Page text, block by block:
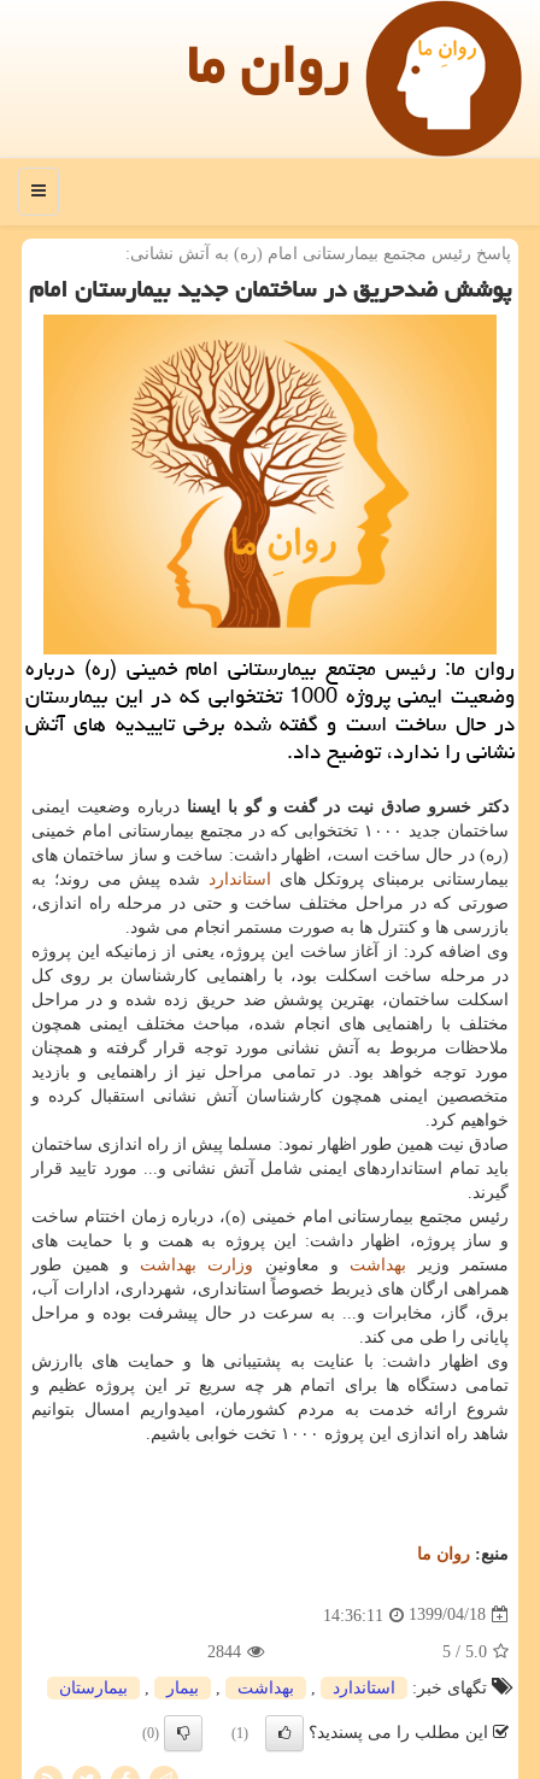
روان ما
منو
پاسخ رئیس مجتمع بیمارستانی امام (ره) به آتش نشانی:
پوشش ضدحریق در ساختمان جدید بیمارستان امام
روان ما: رئیس مجتمع بیمارستانی امام خمینی (ره) درباره
وضعیت ایمنی پروژه 1000 تختخوابی كه در این بیمارستان
در حال ساخت است و گفته شده برخی تاییدیه های آتش
نشانی را ندارد، توضیح داد.
دکتر خسرو صادق نیت در گفت و گو با ایسنا درباره وضعیت ایمنی
ساختمان جدید ۱۰۰۰ تختخوابی که در مجتمع بیمارستانی امام خمینی
(ره) در حال ساخت است، اظهار داشت: ساخت و ساز ساختمان های
بیمارستانی برمبنای پروتکل های
استاندارد شده پیش می روند؛ به
صورتی که در مراحل مختلف ساخت و حتی در مرحله راه اندازی،
بازرسی ها و کنترل ها به صورت مستمر انجام می شود.
وی اضافه کرد: از آغاز ساخت این پروژه، یعنی از زمانیکه این پروژه
در مرحله ساخت اسکلت بود، با راهنمایی کارشناسان بر روی کل
اسکلت ساختمان، بهترین پوشش ضد حریق زده شده و در مراحل
مختلف با راهنمایی های انجام شده، مباحث مختلف ایمنی همچون
ملاحظات مربوط به آتش نشانی مورد توجه قرار گرفته و همچنان
مورد توجه خواهد بود. در تمامی مراحل نیز از راهنمایی و بازدید
متخصصین ایمنی همچون کارشناسان آتش نشانی استقبال کرده و
خواهیم کرد.
صادق نیت همین طور اظهار نمود: مسلما پیش از راه اندازی ساختمان
باید تمام استانداردهای ایمنی شامل آتش نشانی و... مورد تایید قرار
گیرند.
رئیس مجتمع بیمارستانی امام خمینی (ه)، درباره زمان اختتام ساخت
و ساز پروژه، اظهار داشت: این پروژه به همت و با حمایت های
مستمر وزیر بهداشت و معاونین وزارت بهداشت و همین طور
همراهی ارگان های ذیربط خصوصاً استانداری، شهرداری، ادارات آب،
برق، گاز، مخابرات و... به سرعت در حال پیشرفت بوده و مراحل
پایانی را طی می کند.
وی اظهار داشت: با عنایت به پشتیبانی ها و حمایت های باارزش
تمامی دستگاه ها برای اتمام هر چه سریع تر این پروژه عظیم و
شروع ارائه خدمت به مردم کشورمان، امیدواریم امسال بتوانیم
شاهد راه اندازی این پروژه ۱۰۰۰ تخت خوابی باشیم.
منبع: روان ما
1399/04/18
14:36:11
5.0
/ 5
2844
تگهای خبر:
استاندارد بهداشت بیمار بیمارستان
این مطلب را می پسندید؟ (1)
(0)